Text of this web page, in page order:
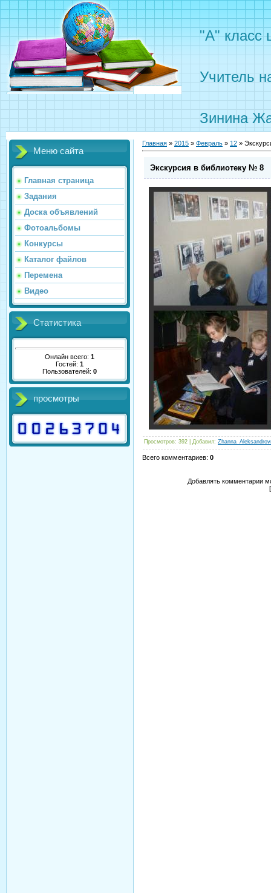
"А" класс
Учитель
Зинина
Меню сайта
Главная страница
Задания
Доска объявлений
Фотоальбомы
Конкурсы
Каталог файлов
Перемена
Видео
Статистика
Онлайн всего: 1
Гостей: 1
Пользователей: 0
просмотры
Главная » 2015 » Февраль » 12 »
Экскурсия в библиотеку № 8
Просмотров: 392 Добавил:
Всего комментариев: 0
Добавлять комментарии